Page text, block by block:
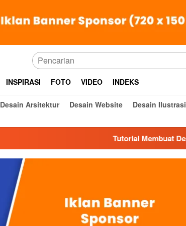
INSPIRASI FOTO VIDEO INDEKS
Desain Arsitektur Desain Website Desain Ilustrasi
Tutorial Membuat Desain Logo